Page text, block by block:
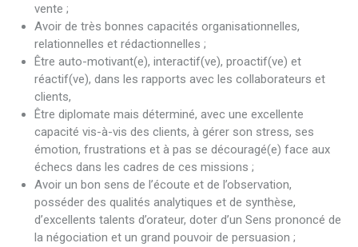
vente ;
Avoir de très bonnes capacités organisationnelles,
relationnelles et rédactionnelles ;
Être auto-motivant(e), interactif(ve), proactif(ve) et
réactif(ve), dans les rapports avec les collaborateurs et
clients,
Être diplomate mais déterminé, avec une excellente
capacité vis-à-vis des clients, à gérer son stress, ses
émotion, frustrations et à pas se découragé(e) face aux
échecs dans les cadres de ces missions ;
Avoir un bon sens de l’écoute et de l’observation,
posséder des qualités analytiques et de synthèse,
d’excellents talents d’orateur, doter d’un Sens prononcé de
la négociation et un grand pouvoir de persuasion ;